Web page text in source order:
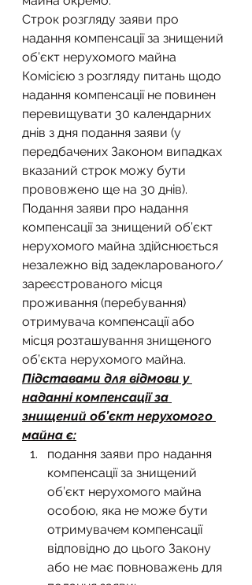
Строк розгляду заяви про
надання компенсації за знищений
об’єкт нерухомого майна
Комісією з розгляду питань щодо
надання компенсації не повинен
перевищувати 30 календарних
днів з дня подання заяви (у
передбачених Законом випадках
вказаний строк можу бути
прововжено ще на 30 днів).
Подання заяви про надання
компенсації за знищений об’єкт
нерухомого майна здійснюється
незалежно від задекларованого/
зареєстрованого місця
проживання (перебування)
отримувача компенсації або
місця розташування знищеного
об’єкта нерухомого майна.
Підставами для відмови у
наданні компенсації за
знищений об’єкт нерухомого
майна є:
подання заяви про надання
компенсації за знищений
об’єкт нерухомого майна
особою, яка не може бути
отримувачем компенсації
відповідно до цього Закону
або не має повноважень для